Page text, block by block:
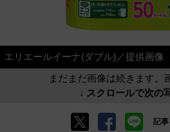
エリエールイーナ(ダブル)／提供画像
まだまだ画像は続きます。
↓ スクロールで次の
記